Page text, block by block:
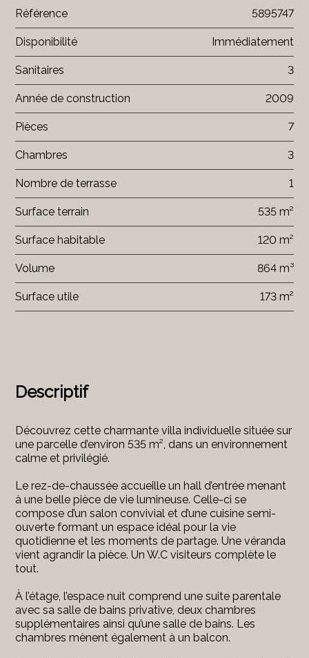
Descriptif
Découvrez cette charmante villa individuelle située sur
une parcelle d’environ 535 m², dans un environnement
calme et privilégié.
Le rez-de-chaussée accueille un hall d’entrée menant
à une belle pièce de vie lumineuse. Celle-ci se
compose d’un salon convivial et d’une cuisine semi-
ouverte formant un espace idéal pour la vie
quotidienne et les moments de partage. Une véranda
vient agrandir la pièce. Un W.C visiteurs complète le
tout.
À l’étage, l’espace nuit comprend une suite parentale
avec sa salle de bains privative, deux chambres
supplémentaires ainsi qu’une salle de bains. Les
chambres mènent également à un balcon.
Référence 5895747
Disponibilité Immédiatement
Sanitaires 3
Année de construction 2009
Pièces 7
Chambres 3
Nombre de terrasse 1
Surface terrain 535 m²
Surface habitable 120 m²
Volume 864 m³
Surface utile 173 m²